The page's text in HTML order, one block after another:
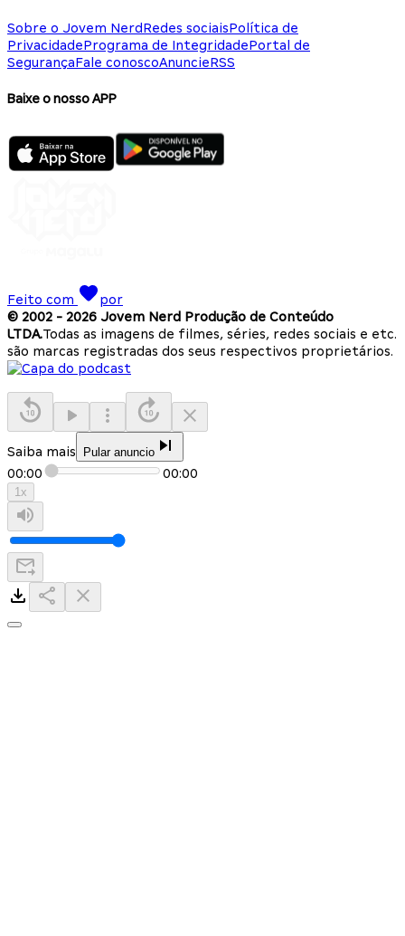
Sobre o Jovem NerdRedes sociaisPolítica de
PrivacidadePrograma de IntegridadePortal de
SegurançaFale conoscoAnuncieRSS
Baixe o nosso APP
Feito com
por
© 2002 - 2026 Jovem Nerd Produção de Conteúdo
LTDA.Todas as imagens de filmes, séries, redes sociais e etc.
são marcas registradas dos seus respectivos proprietários.
Saiba mais Pular anuncio
00:00 00:00
1x